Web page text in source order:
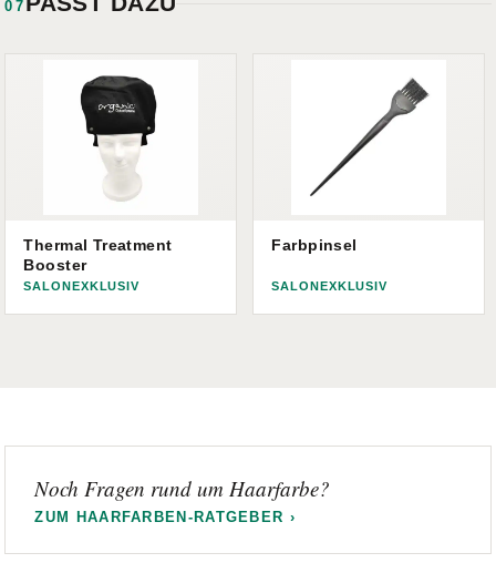
07
Thermal Treatment
Booster
SALONEXKLUSIV
Farbpinsel
SALONEXKLUSIV
Noch Fragen rund um Haarfarbe?
ZUM HAARFARBEN-RATGEBER ›